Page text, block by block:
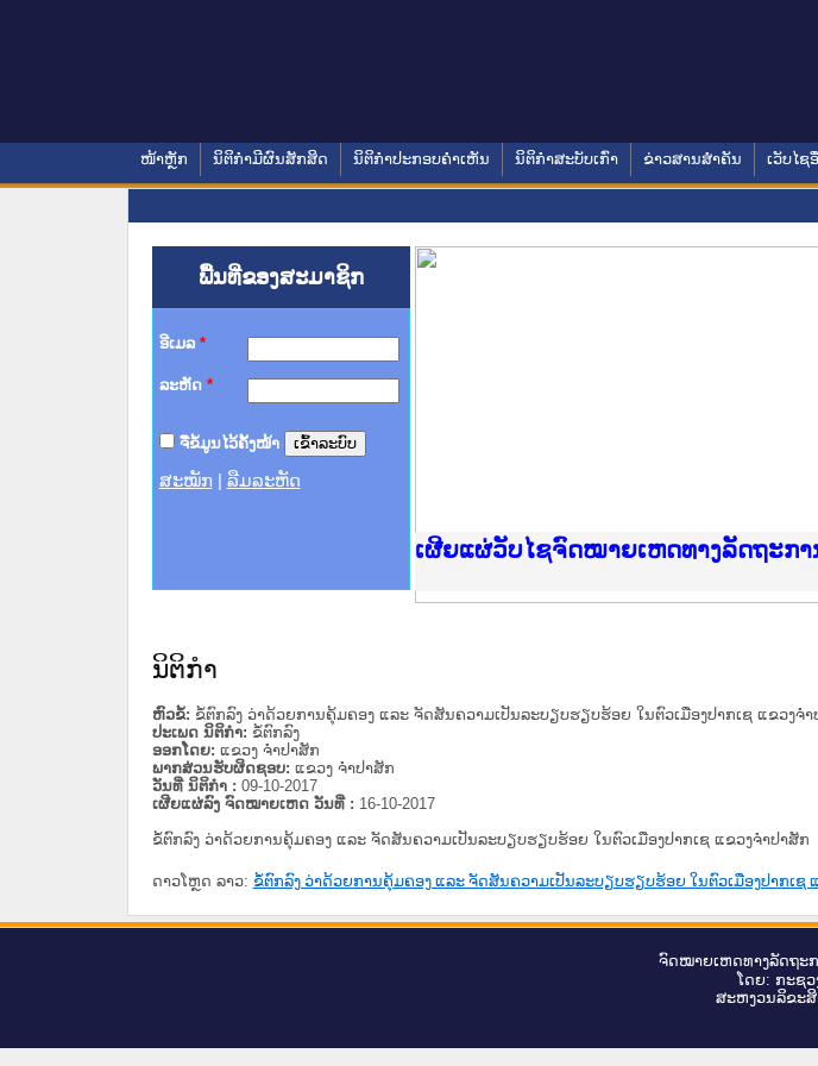
ໜ້າຫຼັກ ນິຕິກໍາມີຜົນສັກສິດ ນິຕິກໍາປະກອບຄໍາເຫັນ ນິຕິກໍາສະບັບເກົ່າ ຂ່າວສານສໍາຄັນ ເວັບໄຊ
ພື້ນທີ່ຂອງສະມາຊິກ
ອີເມລ *
ລະຫັດ *
ຈື່ຂໍ້ມູນໄວ້ຄັ້ງໜ້າ
ສະໝັກ ລືມລະຫັດ
ເຜີຍແຜ່ວັບໄຊຈົດໝາຍເຫດທາງລັດຖະກ
ານສະພາປະຊາຊົນ ພາກເໜືອ
ທາງລັດຖະການ
ສຳລັບ ພາກກາງ
ສຳລັບ ພາກໃຕ້
ວິທະຍາຄານຕຳຫຼວດປະຊາຊົນ
ວິທະຍາຄານສັນຕິບານປະຊາຊົນ
ຂັ້ນແຂວງພາກເໜືອ
ານສະພາປະຊາຊົນ ພາກກາງ
ນິຕິກໍາ
ຫົວຂໍ້: ຂໍ້ຕົກລົງ ວ່າດ້ວຍການຄຸ້ມຄອງ ແລະ ຈັດສັນຄວາມເປັນລະບຽບຮຽບຮ້ອຍ ໃນຕົວເມືອງປາກເຊ ແຂວງຈຳ
ປະເພດ ນິຕິກໍາ: ຂໍ້ຕົກລົງ
ອອກໂດຍ: ແຂວງ ຈໍາປາສັກ
ພາກສ່ວນຮັບຜິດຊອບ: ແຂວງ ຈໍາປາສັກ
ວັນທີ່ ນິຕິກໍາ : 09-10-2017
ເຜີຍແຜ່ລົງ ຈົດໝາຍເຫດ ວັນທີ່ : 16-10-2017
ຂໍ້ຕົກລົງ ວ່າດ້ວຍການຄຸ້ມຄອງ ແລະ ຈັດສັນຄວາມເປັນລະບຽບຮຽບຮ້ອຍ ໃນຕົວເມືອງປາກເຊ ແຂວງຈຳປາສັກ
ດາວໂຫຼດ ລາວ: ຂໍ້ຕົກລົງ ວ່າດ້ວຍການຄຸ້ມຄອງ ແລະ ຈັດສັນຄວາມເປັນລະບຽບຮຽບຮ້ອຍ ໃນຕົວເມືອງປາກເຊ
ຈົດ​ໝາຍ​ເຫດ​ທາງ​ລັດ​ຖະ​
ໂດຍ: ກະ​ຊວ
ສະ​ຫງວນ​ລິ​ຂະ​ສິ